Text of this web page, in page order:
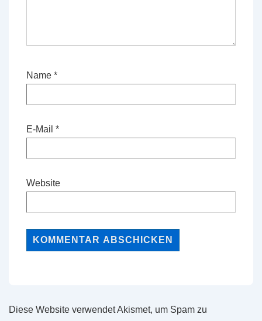
Name *
E-Mail *
Website
Diese Website verwendet Akismet, um Spam zu